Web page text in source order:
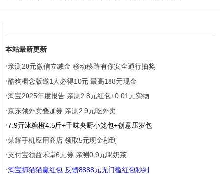
本站最新更新
·亲测20元微信立减金 移动移路有你安全通行抽奖
·酷狗概念版邀1人必得10元 最高188元现金
·淘宝2025年度报告 亲测2.8元红包+0.01元实物
·京东领外卖叠加券 亲测2.9元吃外卖
·7.9亓冰糖橙4.5斤+千味央厨小笼包+创意压岁包
·荣耀手机应用商店 领取5元现金秒到
·支付宝领益禾堂6元券 亲测0.9元喝奶茶
·淘宝抓猫猫赢红包 反馈8888元无门槛红包秒到